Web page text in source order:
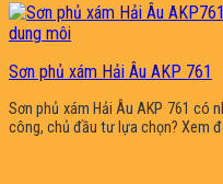
Sơn phủ xám Hải Âu AKP 761
Sơn phủ xám Hải Âu AKP 761 có
công, chủ đầu tư lựa chọn? Xem